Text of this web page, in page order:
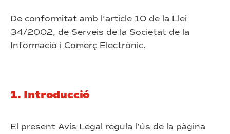
De conformitat amb l’article 10 de la Llei
34/2002, de Serveis de la Societat de la
Informació i Comerç Electrònic.
1. Introducció
El present Avís Legal regula l’ús de la pàgina